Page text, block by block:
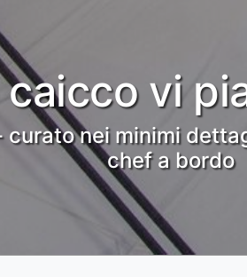
vi
nei minimi
chef a bordo